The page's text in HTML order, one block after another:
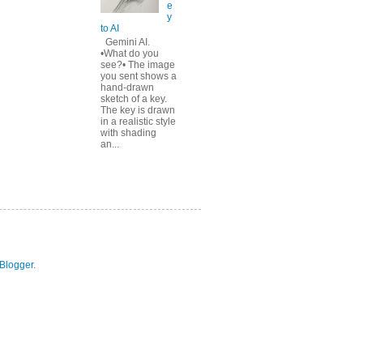
e
y
to AI
Gemini AI.
•What do you
see?• The image
you sent shows a
hand-drawn
sketch of a key.
The key is drawn
in a realistic style
with shading
an...
Blogger.